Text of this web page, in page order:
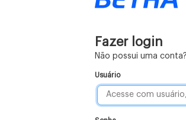
Fazer login
Não possui uma
Usuário